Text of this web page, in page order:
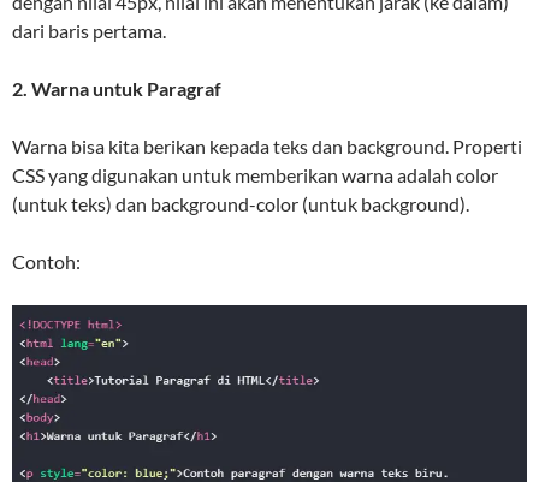
dari baris pertama.
2. Warna untuk Paragraf
Warna bisa kita berikan kepada teks dan background. Properti
CSS yang digunakan untuk memberikan warna adalah color
(untuk teks) dan background-color (untuk background).
Contoh: